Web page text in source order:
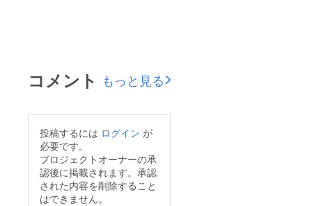
コメント もっと見る
投稿するには ログイン が
必要です。
プロジェクトオーナーの承
認後に掲載されます。承認
された内容を削除すること
はできません。